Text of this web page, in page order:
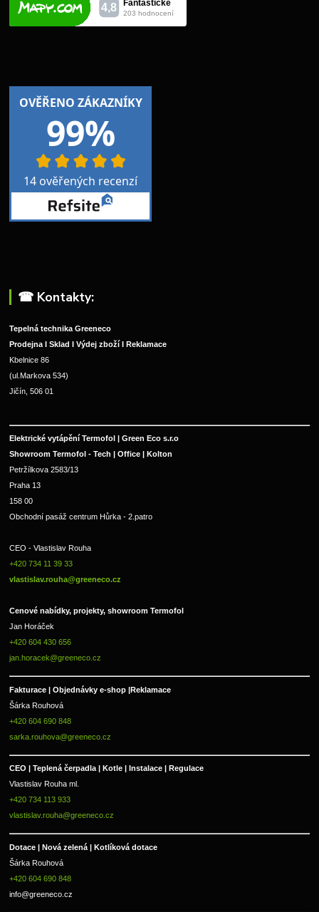
☎︎ Kontakty:
Tepelná technika Greeneco
Prodejna I Sklad I Výdej zboží I Reklamace
Kbelnice 86
(ul.Markova 534)
Jičín, 506 01
Elektrické vytápění Termofol | Green Eco s.r.o
Showroom Termofol - Tech | Office | Kolton
Petržílkova 2583/13
Praha 13
158 00
Obchodní pasáž centrum Hůrka - 2.patro
CEO - Vlastislav Rouha
+420 734 11 39 33
vlastislav.rouha@greeneco.cz
Cenové nabídky, projekty, showroom Termofol
Jan Horáček
+420 604 430 656
jan.horacek@greeneco.cz
Fakturace | Objednávky e-shop |Reklamace
Šárka Rouhová
+420 604 690 848
sarka.rouhova@greeneco.cz
CEO | Teplená čerpadla | Kotle | Instalace | Regulace
Vlastislav Rouha ml.
+420 734 113 933
vlastislav.rouha@greeneco.cz
Dotace | Nová zelená | Kotlíková dotace
Šárka Rouhová
+420 604 690 848
info@greeneco.cz